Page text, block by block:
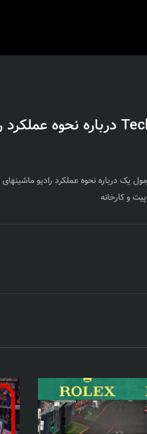
یک درباره نحوه عملکرد رادیو
و کارخانه